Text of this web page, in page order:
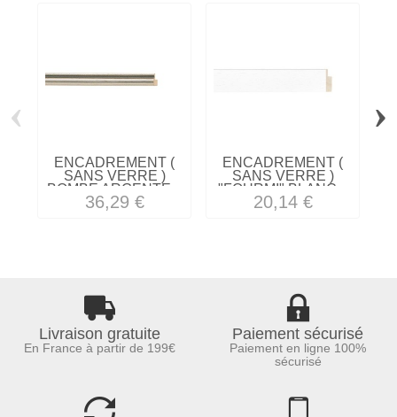
ENCADREMENT (
SANS VERRE )
BOMBE ARGENTE...
36,29 €
ENCADREMENT (
SANS VERRE )
"FOURMI" BLANC...
20,14 €
‹ ›
Livraison gratuite
En France à partir de 199€
Paiement sécurisé
Paiement en ligne 100%
sécurisé